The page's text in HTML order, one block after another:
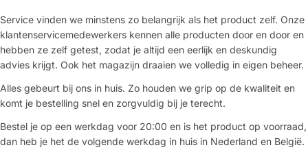
Service vinden we minstens zo belangrijk als het product zelf. Onze
klantenservicemedewerkers kennen alle producten door en door en
hebben ze zelf getest, zodat je altijd een eerlijk en deskundig
advies krijgt. Ook het magazijn draaien we volledig in eigen beheer.
Alles gebeurt bij ons in huis. Zo houden we grip op de kwaliteit en
komt je bestelling snel en zorgvuldig bij je terecht.
Bestel je op een werkdag voor 20:00 en is het product op voorraad,
dan heb je het de volgende werkdag in huis in Nederland en België.